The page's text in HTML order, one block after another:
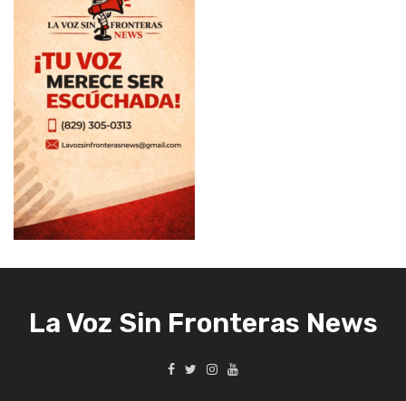
La Voz Sin Fronteras News